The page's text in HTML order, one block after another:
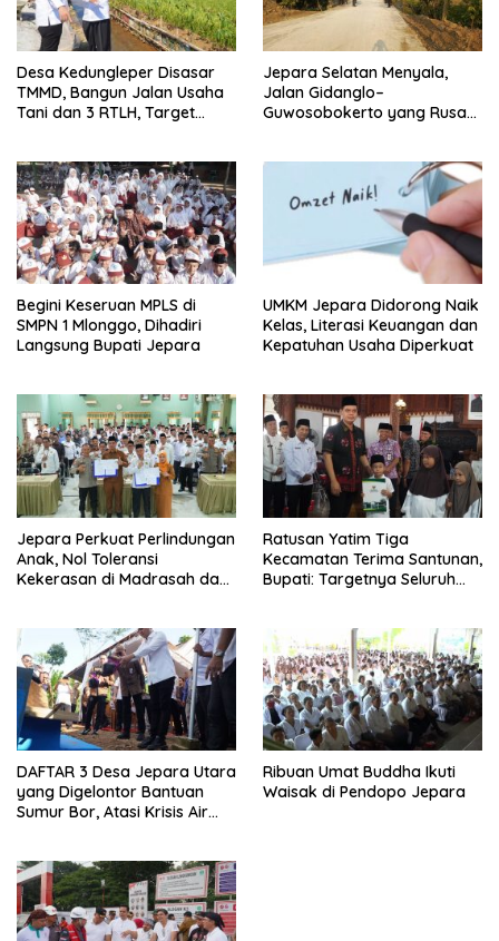
Desa Kedungleper Disasar
TMMD, Bangun Jalan Usaha
Tani dan 3 RTLH, Target
Jepara Selatan Menyala,
Jalan Gidanglo–
Guwosobokerto yang Rusak
Begini Keseruan MPLS di
SMPN 1 Mlonggo, Dihadiri
Langsung Bupati Jepara
UMKM Jepara Didorong Naik
Kelas, Literasi Keuangan dan
Kepatuhan Usaha Diperkuat
Jepara Perkuat Perlindungan
Anak, Nol Toleransi
Kekerasan di Madrasah dan
Ratusan Yatim Tiga
Kecamatan Terima Santunan,
Bupati: Targetnya Seluruh
DAFTAR 3 Desa Jepara Utara
yang Digelontor Bantuan
Sumur Bor, Atasi Krisis Air
Ribuan Umat Buddha Ikuti
Waisak di Pendopo Jepara